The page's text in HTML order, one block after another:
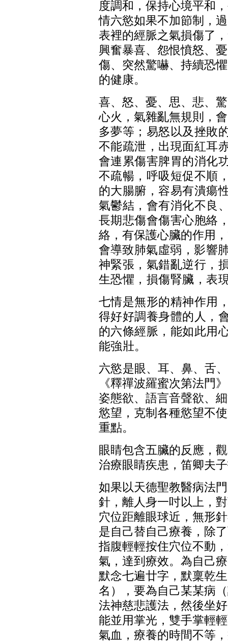
度調和，保持心境平和
情六慾如果不加節制，
表裡的經脈之氣損傷了
興奮暴喜、怨恨憤怒、
傷、突然驚嚇、持續恐
的健康。
喜、怒、憂、思、悲、
心火，氣雜亂無規則，會
多夢等；易怒以及挫敗
不能疏泄，出現面紅耳
會連累傷害脾胃的消化
不疏暢，呼吸短促不順
的大腸腑，容易有潰瘍
氣鬱結， 會有消化不良
長期悲傷會傷害心胞絡
絡，有保護心臟的作用
會導致肺氣虛弱，影響
神緊張，氣錯亂逆行，
生恐懼，損傷腎臟，表
七情是無形的精神作用
得好好調養身體的人，
的六條經脈，能如此用
能強壯。
六慾是 眼、耳、鼻、舌
《釋禪波羅蜜次第法門
姿態欲、語言音聲欲、
慾望，克制各種慾望不
重點。
眼睛包含五臟的反應，
治療眼睛疾患，笛卿夫
如果以天德聖教醫病法
針，離人身一吋以上，
穴位距離眼球近，無形
是自己替自己療養，除
指腹輕輕按住穴位不動
氣，達到療效。為自己
默念七遍廿字，默稟乾
名），要為自己某某病
法神慈悲護法，然後坐
能並用掌光，雙手掌輕
氣血，療養的時間不等